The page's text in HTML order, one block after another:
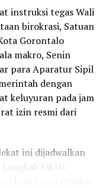
yang
kabupaten lain
“Berkembang”
tercatat yang
dipaparkan
Indra Gobel
serta inklusivitas
instruksi tegas Wali
birokrasi, Satuan
Gorontalo
makro, Senin
para Aparatur Sipil
dengan
keluyuran pada jam
izin resmi dari
ini dijadwalkan
taktis